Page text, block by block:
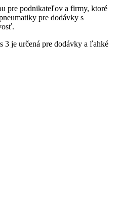
pre podnikateľov a firmy, ktoré
pre dodávky s